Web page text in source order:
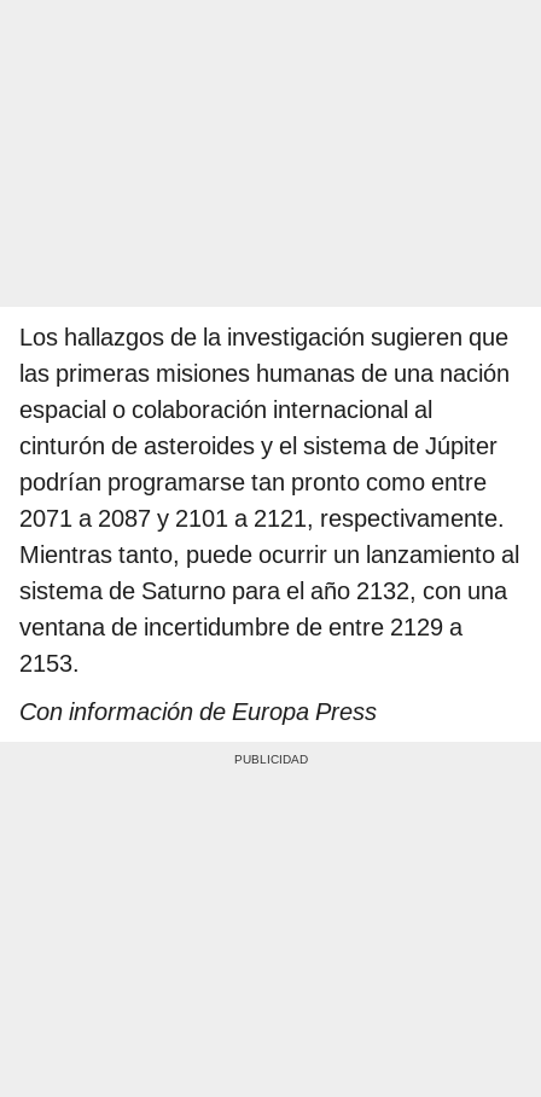
Los hallazgos de la investigación sugieren que
las primeras misiones humanas de una nación
espacial o colaboración internacional al
cinturón de asteroides y el sistema de Júpiter
podrían programarse tan pronto como entre
2071 a 2087 y 2101 a 2121, respectivamente.
Mientras tanto, puede ocurrir un lanzamiento al
sistema de Saturno para el año 2132, con una
ventana de incertidumbre de entre 2129 a
2153.
Con información de Europa Press